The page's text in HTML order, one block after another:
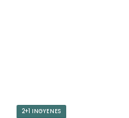
2+1 INGYENES